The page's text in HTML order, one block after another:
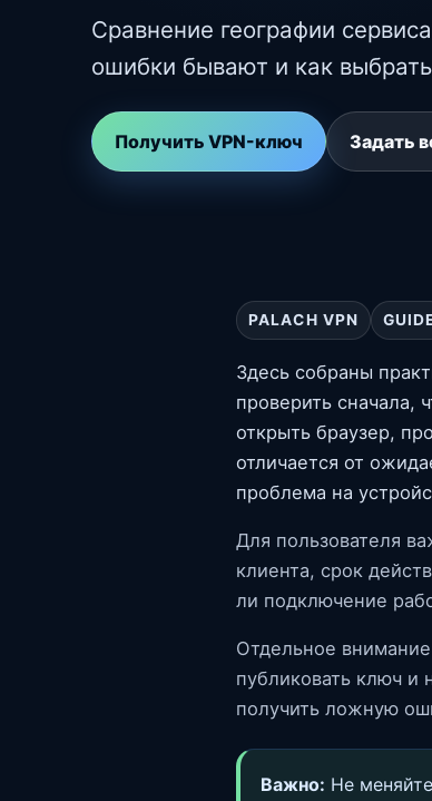
Сравнение географии
ошибки бывают и как
Получить VPN-ключ Задать
PALACH VPN
Здесь собраны
проверить сначала,
открыть браузер,
отличается от
проблема на
Для пользователя
клиента, срок
ли подключение
Отдельное
публиковать ключ и
получить ложную
Важно: Не